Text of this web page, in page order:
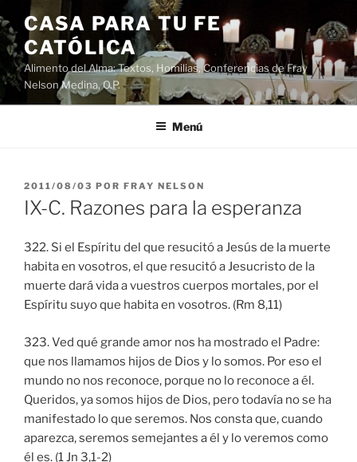
Saltar
al
contenido
CASA PARA TU FE
CATÓLICA
Alimento del Alma: Textos, Homilias, Conferencias de Fray
Nelson Medina, O.P.
Menú
PUBLICADO
EL
2011/08/03 POR FRAY NELSON
IX-C. Razones para la esperanza
322. Si el Espíritu del que resucitó a Jesús de la muerte
habita en vosotros, el que resucitó a Jesucristo de la
muerte dará vida a vuestros cuerpos mortales, por el
Espíritu suyo que habita en vosotros. (Rm 8,11)
323. Ved qué grande amor nos ha mostrado el Padre:
que nos llamamos hijos de Dios y lo somos. Por eso el
mundo no nos reconoce, porque no lo reconoce a él.
Queridos, ya somos hijos de Dios, pero todavía no se ha
manifestado lo que seremos. Nos consta que, cuando
aparezca, seremos semejantes a él y lo veremos como
él es. (1 Jn 3,1-2)